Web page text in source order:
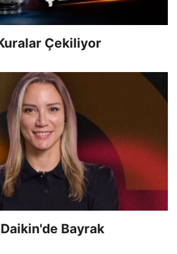
Çekiliyor
Bayrak